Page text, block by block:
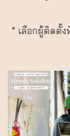
* เลือกผู้ติดตั้